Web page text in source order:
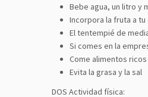
Bebe agua, un litro y
Incorpora la fruta a tu
El tentempié de
Si comes en la
Come alimentos
Evita la grasa y la sal
DOS Actividad física: